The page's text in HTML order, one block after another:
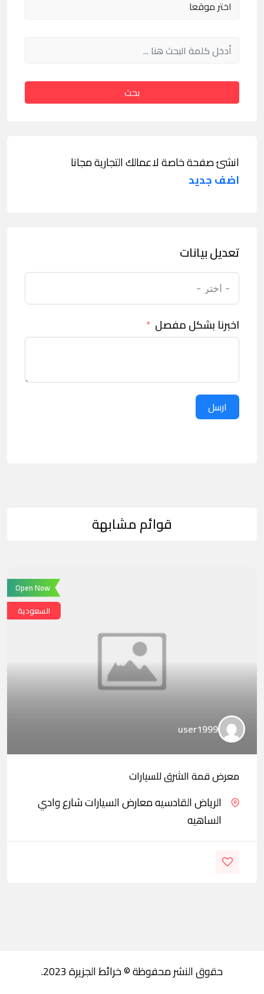
بحث
انشئ صفحة خاصة لاعمالك التجارية مجانا
اضف جديد
تعديل بيانات
اخبرنا بشكل مفصل
ارسل
قوائم مشابهة
Open Now
السعودية
user1999
معرض قمة الشرق للسيارات
الرياض القادسيه معارض السيارات شارع وادي
الساهيه
حقوق النشر محفوظة © خرائط الجزيرة 2023.